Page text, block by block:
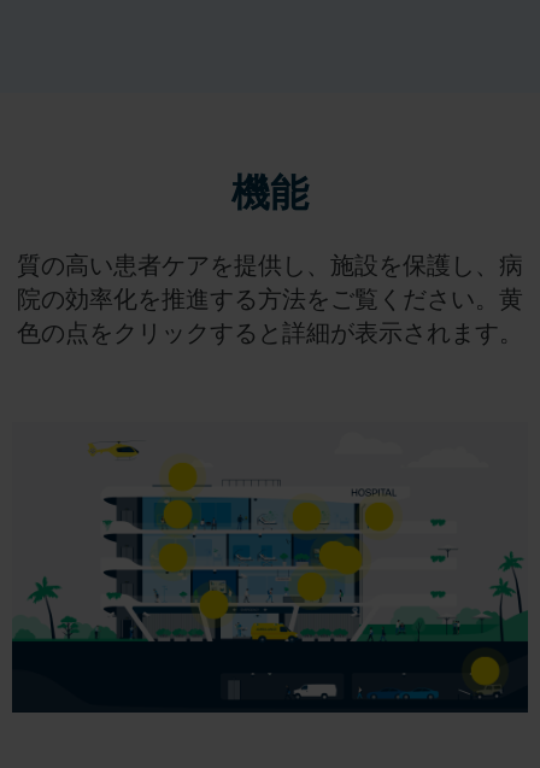
機能
質の高い患者ケアを提供し、施設を保護し、病
院の効率化を推進する方法をご覧ください。黄
色の点をクリックすると詳細が表示されます。